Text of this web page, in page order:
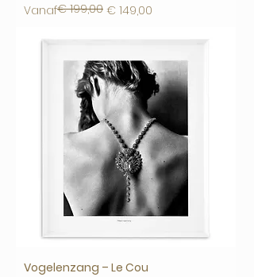
Vanaf
Normale prijs
€ 199,00 € 149,00
Verkoopprijs
Vogelenzang – Le Cou